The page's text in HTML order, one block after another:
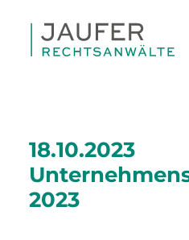
18.10.2023
2023